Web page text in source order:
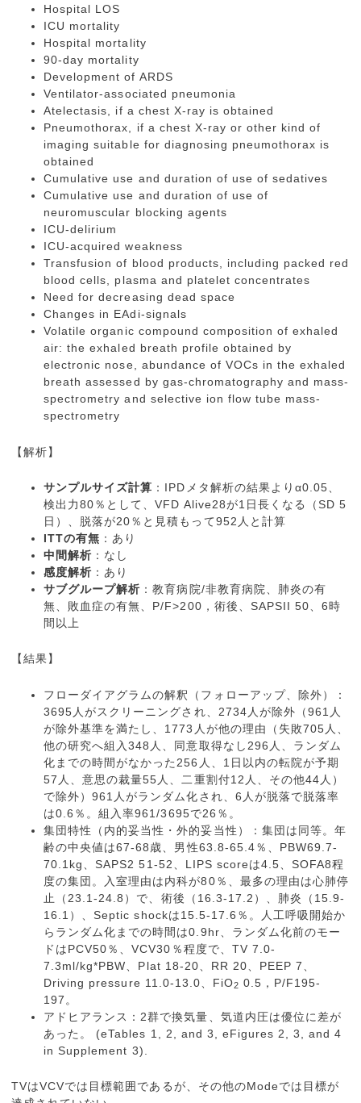
Hospital LOS
ICU mortality
Hospital mortality
90-day mortality
Development of ARDS
Ventilator-associated pneumonia
Atelectasis, if a chest X-ray is obtained
Pneumothorax, if a chest X-ray or other kind of
imaging suitable for diagnosing pneumothorax is
obtained
Cumulative use and duration of use of sedatives
Cumulative use and duration of use of
neuromuscular blocking agents
ICU-delirium
ICU-acquired weakness
Transfusion of blood products, including packed red
blood cells, plasma and platelet concentrates
Need for decreasing dead space
Changes in EAdi-signals
Volatile organic compound composition of exhaled
air: the exhaled breath profile obtained by
electronic nose, abundance of VOCs in the exhaled
breath assessed by gas-chromatography and mass-
spectrometry and selective ion flow tube mass-
spectrometry
【解析】
サンプルサイズ計算 ：IPDメタ解析の結果よりα0.05、
検出力80％として、VFD Alive28が1日長くなる（SD 5
日）、脱落が20％と見積もって952人と計算
ITTの有無 ：あり
中間解析 ：なし
感度解析 ：あり
サブグループ解析 ：教育病院/非教育病院、肺炎の有
無、敗血症の有無、P/F>200，術後、SAPSII 50、6時
間以上
【結果】
フローダイアグラムの解釈（フォローアップ、除外）：
3695人がスクリーニングされ、2734人が除外（961人
が除外基準を満たし、1773人が他の理由（失敗705人、
他の研究へ組入348人、同意取得なし296人、ランダム
化までの時間がなかった256人、1日以内の転院が予期
57人、意思の裁量55人、二重割付12人、その他44人）
で除外）961人がランダム化され、6人が脱落で脱落率
は0.6％。組入率961/3695で26％。
集団特性（内的妥当性・外的妥当性）：集団は同等。年
齢の中央値は67-68歳、男性63.8-65.4％、PBW69.7-
70.1kg、SAPS2 51-52、LIPS scoreは4.5、SOFA8程
度の集団。入室理由は内科が80％、最多の理由は心肺停
止（23.1-24.8）で、術後（16.3-17.2）、肺炎（15.9-
16.1）、Septic shockは15.5-17.6％。人工呼吸開始か
らランダム化までの時間は0.9hr、ランダム化前のモー
ドはPCV50％、VCV30％程度で、TV 7.0-
7.3ml/kg*PBW、Plat 18-20、RR 20、PEEP 7、
Driving pressure 11.0-13.0、FiO2 0.5，P/F195-
197。
アドヒアランス：2群で換気量、気道内圧は優位に差が
あった。 (eTables 1, 2, and 3, eFigures 2, 3, and 4
in Supplement 3).
TVはVCVでは目標範囲であるが、その他のModeでは目標が